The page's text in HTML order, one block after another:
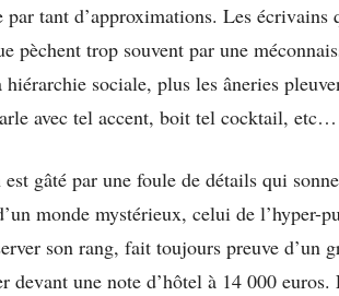
tant d’approximations. Les écrivains
pèchent trop souvent par une
sociale, plus les âneries
avec tel accent, boit tel cocktail, etc…
gâté par une foule de détails qui
monde mystérieux, celui de l’hyper-
son rang, fait toujours preuve d’un
devant une note d’hôtel à 14 000